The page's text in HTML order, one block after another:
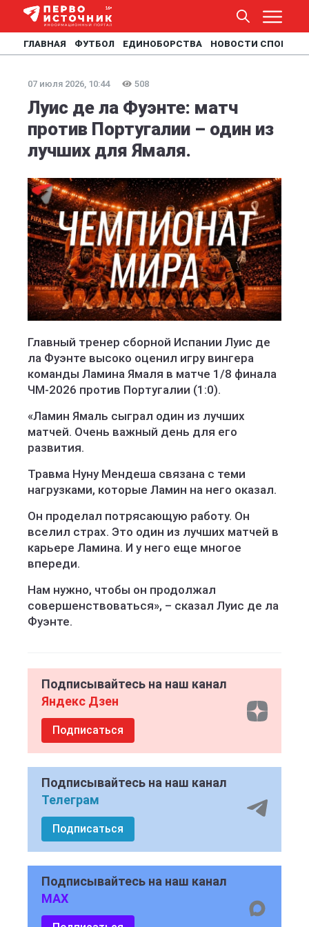
ГЛАВНАЯ ФУТБОЛ ЕДИНОБОРСТВА НОВОСТИ СПОРТА
07 июля 2026, 10:44 508
Луис де ла Фуэнте: матч
против Португалии – один из
лучших для Ямаля.
Главный тренер сборной Испании Луис де
ла Фуэнте высоко оценил игру вингера
команды Ламина Ямаля в матче 1/8 финала
ЧМ-2026 против Португалии (1:0).
«Ламин Ямаль сыграл один из лучших
матчей. Очень важный день для его
развития.
Травма Нуну Мендеша связана с теми
нагрузками, которые Ламин на него оказал.
Он проделал потрясающую работу. Он
вселил страх. Это один из лучших матчей в
карьере Ламина. И у него еще многое
впереди.
Нам нужно, чтобы он продолжал
совершенствоваться», – сказал Луис де ла
Фуэнте.
Подписывайтесь на наш канал
Яндекс Дзен
Подписаться
Подписывайтесь на наш канал
Телеграм
Подписаться
Подписывайтесь на наш канал
MAX